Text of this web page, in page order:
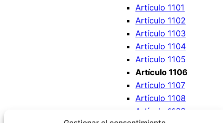
Artículo 1101
Artículo 1102
Artículo 1103
Artículo 1104
Artículo 1105
Artículo 1106
Artículo 1107
Artículo 1108
Artículo 1109